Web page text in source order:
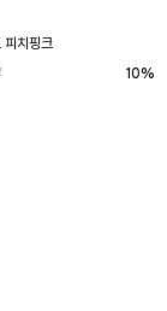
피치핑크
10%